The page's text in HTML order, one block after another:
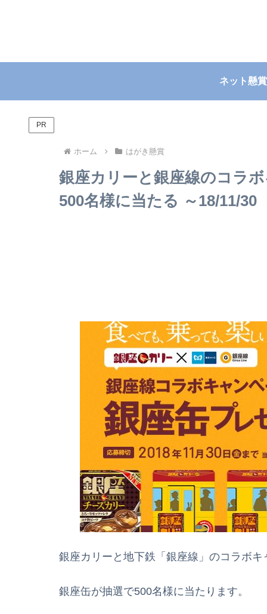
ネット懸賞
PR
ホーム はがき懸賞
銀座カリーと銀座線のコラ
500名様に当たる ～18/11/30
銀座カリーと地下鉄「銀座線」のコラボキ
銀座缶が抽選で500名様に当たります。